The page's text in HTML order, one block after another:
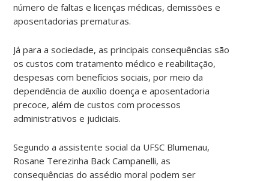
número de faltas e licenças médicas, demissões e
aposentadorias prematuras.
Já para a sociedade, as principais consequências são
os custos com tratamento médico e reabilitação,
despesas com benefícios sociais, por meio da
dependência de auxílio doença e aposentadoria
precoce, além de custos com processos
administrativos e judiciais.
Segundo a assistente social da UFSC Blumenau,
Rosane Terezinha Back Campanelli, as
consequências do assédio moral podem ser